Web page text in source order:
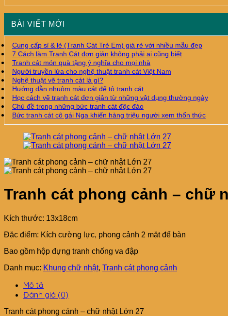
BÀI VIẾT MỚI
Cung cấp sỉ & lẻ (Tranh Cát Trẻ Em) giá rẻ với nhiều mẫu đẹp
7 Cách làm Tranh Cát đơn giản không phải ai cũng biết
Tranh cát món quà tặng ý nghĩa cho mọi nhà
Người truyền lửa cho nghệ thuật tranh cát Việt Nam
Nghệ thuật vẽ tranh cát là gì?
Hướng dẫn nhuộm màu cát để tô tranh cát
Học cách vẽ tranh cát đơn giản từ những vật dụng thường ngày
Chủ đề trong những bức tranh cát độc đáo
Bức tranh cát cô gái Nga khiến hàng triệu người xem thổn thức
Tranh cát phong cảnh – chữ
Kích thước: 13x18cm
Đặc điểm: Kích cường lực, phong cảnh 2 mặt để bàn
Bao gồm hộp đựng tranh chống va đập
Danh mục: Khung chữ nhật, Tranh cát phong cảnh
Mô tả
Đánh giá (0)
Tranh cát phong cảnh – chữ nhật Lớn 27